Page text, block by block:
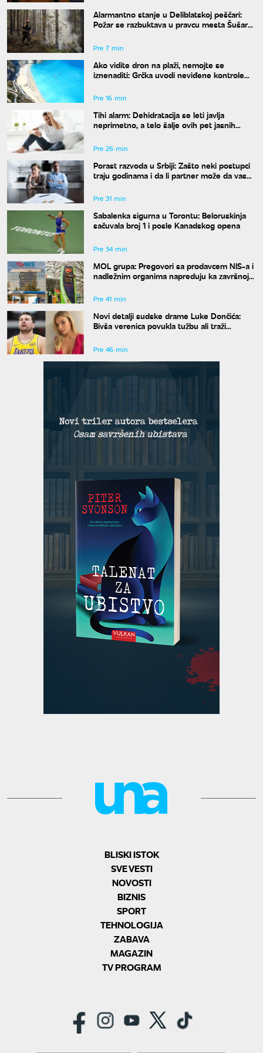
Alarmantno stanje u Deliblatskoj peščari:
Požar se razbuktava u pravcu mesta Šušara,
Pre 7 min
Ako vidite dron na plaži, nemojte se
iznenaditi: Grčka uvodi neviđene kontrole
Pre 16 min
Tihi alarm: Dehidratacija se leti javlja
neprimetno, a telo šalje ovih pet jasnih
Pre 26 min
Porast razvoda u Srbiji: Zašto neki postupci
traju godinama i da li partner može da vas
Pre 31 min
Sabalenka sigurna u Torontu: Beloruskinja
sačuvala broj 1 i posle Kanadskog opena
Pre 34 min
MOL grupa: Pregovori sa prodavcem NIS-a i
nadležnim organima napreduju ka završnoj
Pre 41 min
Novi detalji sudske drame Luke Dončića:
Bivša verenica povukla tužbu ali traži
Pre 46 min
BLISKI ISTOK
SVE VESTI
NOVOSTI
BIZNIS
SPORT
TEHNOLOGIJA
ZABAVA
MAGAZIN
TV PROGRAM